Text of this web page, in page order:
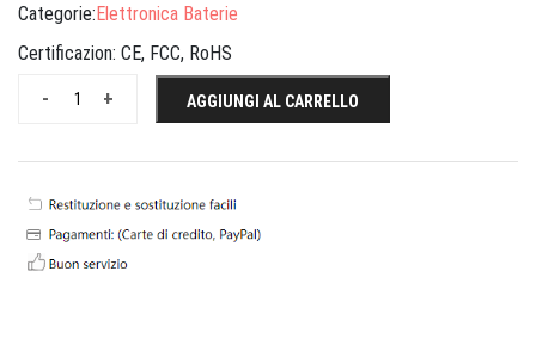
Categorie:Elettronica Baterie
Certificazion: CE, FCC, RoHS
+
- AGGIUNGI AL CARRELLO